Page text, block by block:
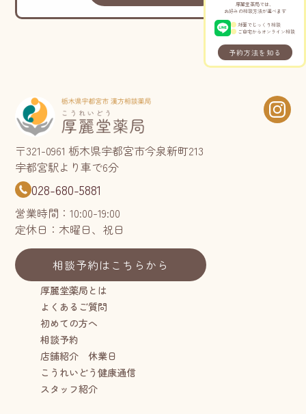
厚麗堂薬局では、
お好みの相談方法が選べます
対面でじっくり相談
ご自宅からオンライン相談
予約方法を知る
〒321-0961 栃木県宇都宮市今泉新町213
宇都宮駅より車で6分
028-680-5881
営業時間：10:00-19:00
定休日：木曜日、祝日
相談予約はこちらから
厚麗堂薬局とは
よくあるご質問
初めての方へ
相談予約
店舗紹介 休業日
こうれいどう健康通信
スタッフ紹介